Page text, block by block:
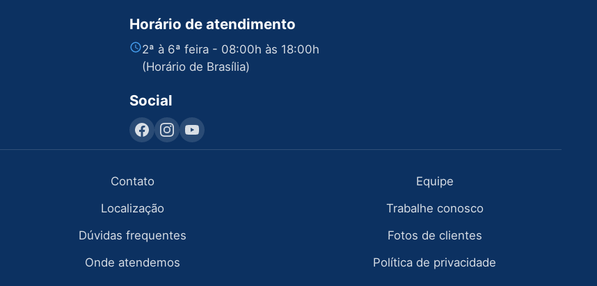
Horário de atendimento
2ª à 6ª feira - 08:00h às 18:00h
(Horário de Brasília)
Social
Contato
Localização
Dúvidas frequentes
Onde atendemos
Equipe
Trabalhe conosco
Fotos de clientes
Política de privacidade